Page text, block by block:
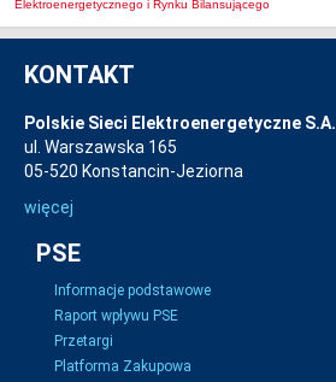
Elektroenergetycznego i Rynku Bilansującego
KONTAKT
Polskie Sieci Elektroenergetyczne S.A.
ul. Warszawska 165
05-520 Konstancin-Jeziorna
więcej
PSE
Informacje podstawowe
Raport wpływu PSE
Przetargi
Platforma Zakupowa